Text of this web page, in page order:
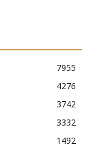
7955
4276
3742
3332
1492